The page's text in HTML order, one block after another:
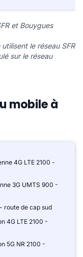
et Bouygues
le réseau SFR
sur le réseau
mobile à
4G LTE 2100 -
3G UMTS 900 -
route de cap sud
4G LTE 2100 -
5G NR 2100 -